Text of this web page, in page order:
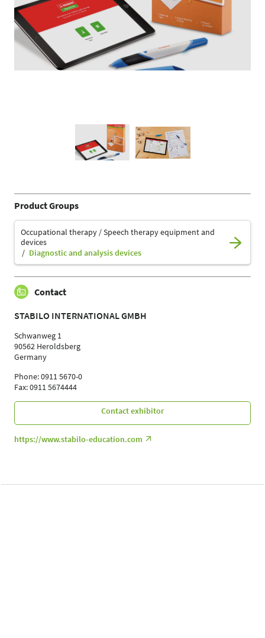
Product Groups
Occupational therapy / Speech therapy equipment and
devices
Diagnostic and analysis devices
Contact
STABILO INTERNATIONAL GMBH
Schwanweg 1
90562 Heroldsberg
Germany
Phone: 0911 5670-0
Fax: 0911 5674444
Contact exhibitor
https://www.stabilo-education.com